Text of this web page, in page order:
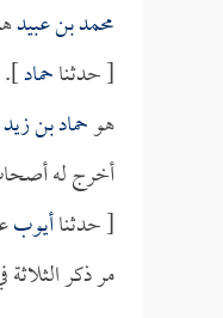
محمد بن عبيد
[ حدثناحماد].
هوحماد بن زيد
أخرج له
[ حدثناأيوب
مر ذكر الثلاثة